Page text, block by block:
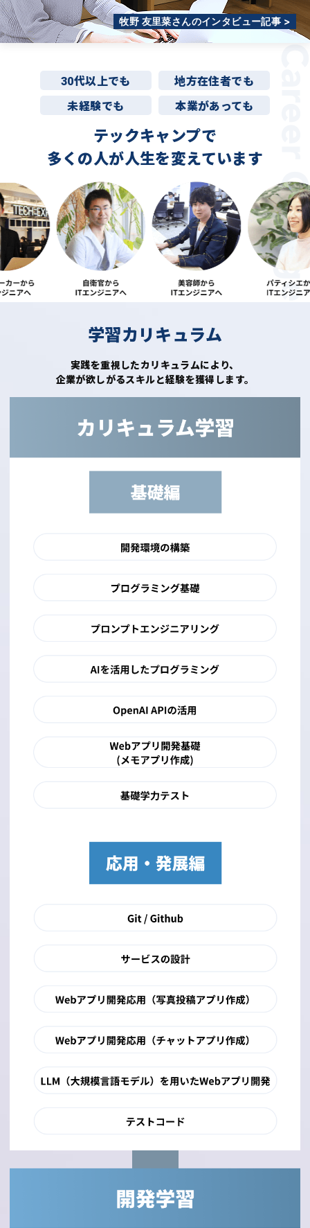
牧野 友里菜さんのインタビュー記事 >
30代以上でも
地方在住者でも
未経験でも
本業があっても
テックキャンプで
多くの人が人生を変えています
学習カリキュラム
実践を重視したカリキュラムにより、
企業が欲しがるスキルと経験を獲得します。